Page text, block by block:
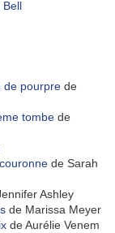
Bell
de pourpre de
tombe de
de Sarah
Ashley
de Marissa Meyer
de Aurélie Venem